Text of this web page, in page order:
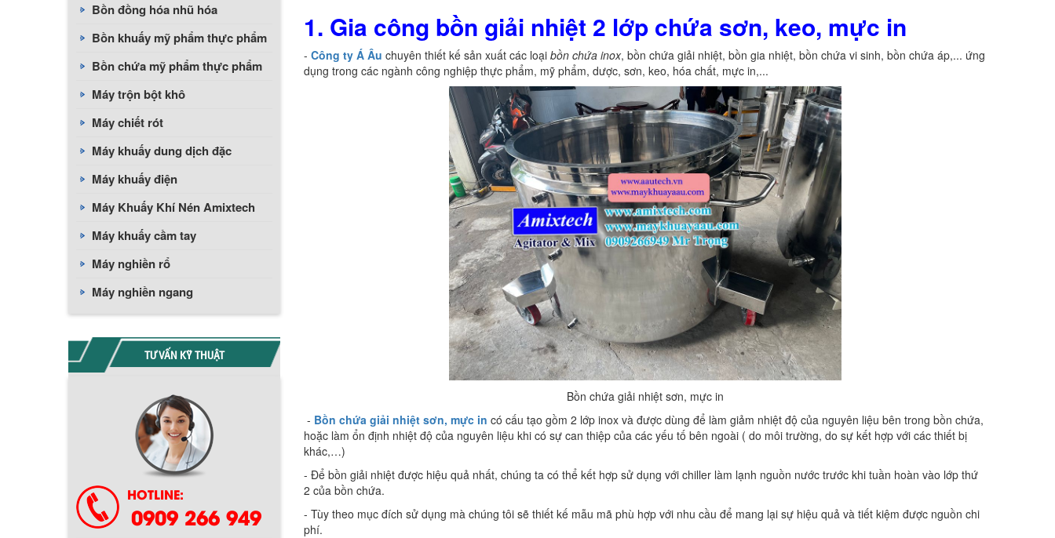
Bồn đồng hóa nhũ hóa
Bồn khuấy mỹ phẩm thực phẩm
Bồn chứa mỹ phẩm thực phẩm
Máy trộn bột khô
Máy chiết rót
Máy khuấy dung dịch đặc
Máy khuấy điện
Máy Khuấy Khí Nén Amixtech
Máy khuấy cầm tay
Máy nghiền rổ
Máy nghiền ngang
TƯ VẤN KỸ THUẬT
HOTLINE:
0909 266 949
1. Gia công bồn giải nhiệt 2 lớp chứa sơn, keo, mực in
- Công ty Á Âu chuyên thiết kế sản xuất các loại bồn chứa inox, bồn chứa giải nhiệt, bồn gia nhiệt, bồn chứa vi sinh, bồn chứa áp,... ứng
dụng trong các ngành công nghiệp thực phẩm, mỹ phẩm, dược, sơn, keo, hóa chất, mực in,...
Bồn chứa giải nhiệt sơn, mực in
- Bồn chứa giải nhiệt sơn, mực in có cấu tạo gồm 2 lớp inox và được dùng để làm giảm nhiệt độ của nguyên liệu bên trong bồn chứa,
hoặc làm ổn định nhiệt độ của nguyên liệu khi có sự can thiệp của các yếu tố bên ngoài ( do môi trường, do sự kết hợp với các thiết bị
khác,…)
- Để bồn giải nhiệt được hiệu quả nhất, chúng ta có thể kết hợp sử dụng với chiller làm lạnh nguồn nước trước khi tuần hoàn vào lớp thứ
2 của bồn chứa.
- Tùy theo mục đích sử dụng mà chúng tôi sẽ thiết kế mẫu mã phù hợp với nhu cầu để mang lại sự hiệu quả và tiết kiệm được nguồn chi
phí.